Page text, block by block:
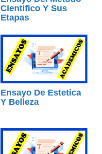
Cientifico Y Sus
Etapas
Ensayo De Estetica
Y Belleza